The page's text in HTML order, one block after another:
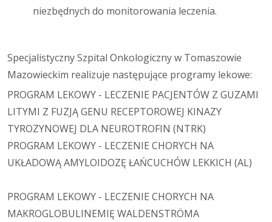
niezbędnych do monitorowania leczenia.
Specjalistyczny Szpital Onkologiczny w Tomaszowie
Mazowieckim realizuje następujące programy lekowe:
PROGRAM LEKOWY - LECZENIE PACJENTÓW Z GUZAMI
LITYMI Z FUZJĄ GENU RECEPTOROWEJ KINAZY
TYROZYNOWEJ DLA NEUROTROFIN (NTRK)
PROGRAM LEKOWY - LECZENIE CHORYCH NA
UKŁADOWĄ AMYLOIDOZĘ ŁAŃCUCHÓW LEKKICH (AL)
PROGRAM LEKOWY - LECZENIE CHORYCH NA
MAKROGLOBULINEMIĘ WALDENSTRÖMA